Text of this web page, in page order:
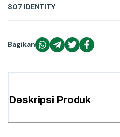
807 IDENTITY
Bagikan
Deskripsi Produk